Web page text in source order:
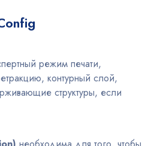
режим печати,
контурный слой,
структуры, если